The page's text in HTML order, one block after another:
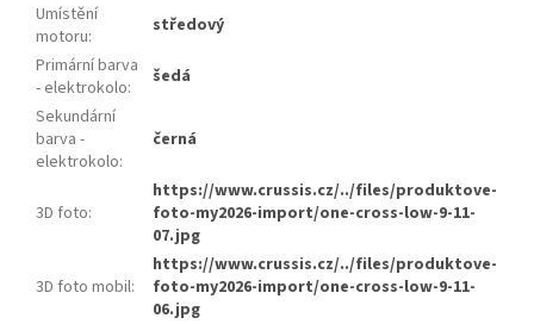
Umístění
motoru:
středový
Primární barva
- elektrokolo:
šedá
Sekundární
barva -
elektrokolo:
černá
3D foto:
https://www.crussis.cz/../files/produktove-
foto-my2026-import/one-cross-low-9-11-
07.jpg
3D foto mobil:
https://www.crussis.cz/../files/produktove-
foto-my2026-import/one-cross-low-9-11-
06.jpg